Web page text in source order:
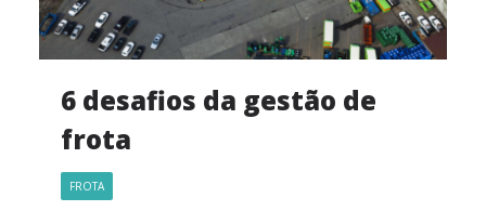
6 desafios da gestão de
frota
FROTA